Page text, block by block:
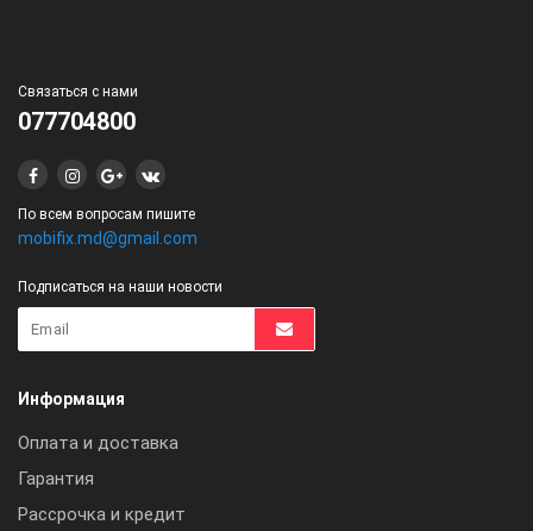
Связаться с нами
077704800
По всем вопросам пишите
mobifix.md@gmail.com
Подписаться на наши новости
Информация
Оплата и доставка
Гарантия
Рассрочка и кредит